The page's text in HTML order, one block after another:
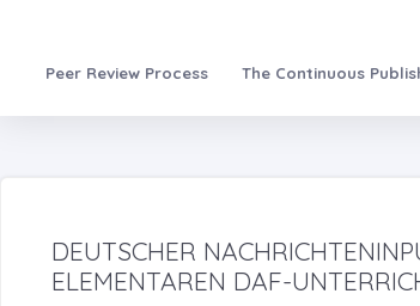
Peer Review Process The Continuous
DEUTSCHER
ELEMENTAREN DAF-